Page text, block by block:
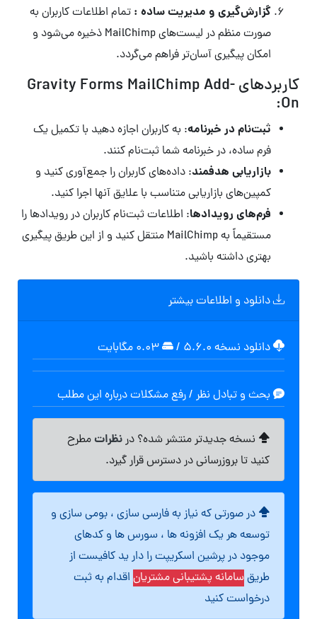
گزارش‌گیری و مدیریت ساده : تمام اطلاعات کاربران به
صورت منظم در لیست‌های MailChimp ذخیره می‌شود و
امکان پیگیری آسان‌تر فراهم می‌گردد.
کاربردهای Gravity Forms MailChimp Add-
On:
ثبت‌نام در خبرنامه: به کاربران اجازه دهید با تکمیل یک
فرم ساده، در خبرنامه شما ثبت‌نام کنند.
بازاریابی هدفمند: داده‌های کاربران را جمع‌آوری کنید و
کمپین‌های بازاریابی متناسب با علایق آنها اجرا کنید.
فرم‌های رویدادها: اطلاعات ثبت‌نام کاربران در رویدادها را
مستقیماً به MailChimp منتقل کنید و از این طریق پیگیری
بهتری داشته باشید.
دانلود و اطلاعات بیشتر
دانلود نسخه ۵.۶.۰ /
بحث و تبادل نظر / رفع مشکلات درباره این مطلب
نسخه جدیدتر منتشر شده؟ درنظراتمطرح
کنید تا بروزرسانی در دسترس قرار گیرد.
در صورتی که نیاز به فارسی سازی ، بومی سازی و
توسعه هر یک افزونه ها ، سورس ها و کدهای
موجود در پرشین اسکریپت را دار ید کافیست از
طریقسامانه پشتیبانی مشتریان اقدام به ثبت
درخواست کنید